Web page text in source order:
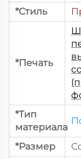
*Стиль
*Печать
*Тип
материала
*Размер